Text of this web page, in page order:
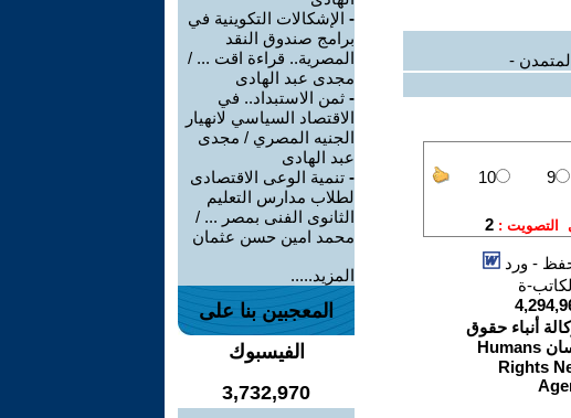
-
- ورد
ة
- الإشكالات التكوينية في
برامج صندوق النقد
المصرية.. قراءة اقت ... /
مجدى عبد الهادى
- ثمن الاستبداد.. في
الاقتصاد السياسي لانهيار
الجنيه المصري / مجدى
عبد الهادى
- تنمية الوعى الاقتصادى
لطلاب مدارس التعليم
الثانوى الفنى بمصر ... /
محمد امين حسن عثمان
المزيد.....
المعجبين بنا على
الفيسبوك
3,732,970